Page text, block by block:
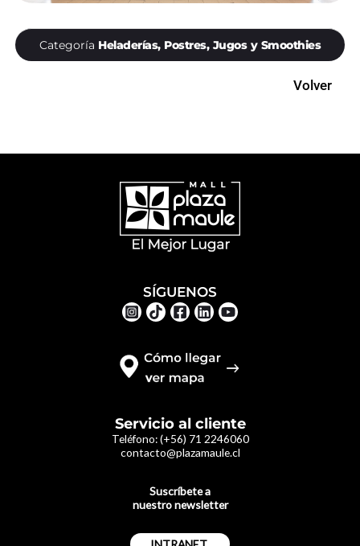
Categoría Heladerías, Postres, Jugos y Smoothies
Volver
Servicio al cliente
Teléfono:(+56) 71 2246060
contacto@plazamaule.cl
SÍGUENOS
Suscríbete a
nuestro newsletter